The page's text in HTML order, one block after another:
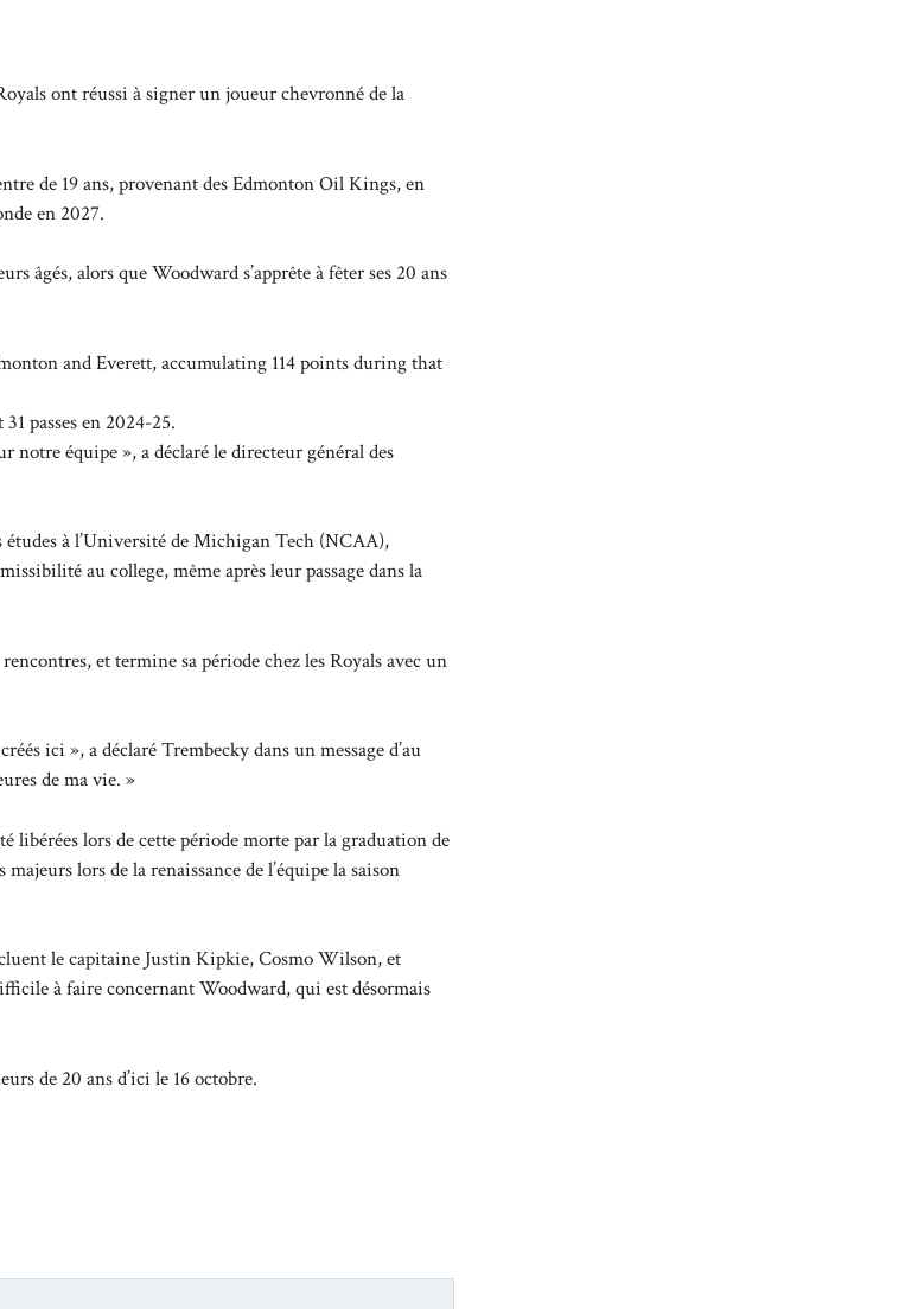
ont réussi à signer un joueur chevronné de la
de 19 ans, provenant des Edmonton Oil Kings, en
en 2027.
âgés, alors que Woodward s’apprête à fêter ses 20 ans
and Everett, accumulating 114 points during that
passes en 2024-25.
équipe », a déclaré le directeur général des
à l’Université de Michigan Tech (NCAA),
au college, même après leur passage dans la
et termine sa période chez les Royals avec un
ici », a déclaré Trembecky dans un message d’au
de ma vie. »
libérées lors de cette période morte par la graduation de
lors de la renaissance de l’équipe la saison
le capitaine Justin Kipkie, Cosmo Wilson, et
à faire concernant Woodward, qui est désormais
de 20 ans d’ici le 16 octobre.